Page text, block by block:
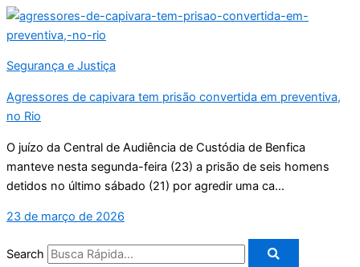
Segurança e Justiça
Agressores de capivara tem prisão convertida em preventiva,
no Rio
O juízo da Central de Audiência de Custódia de Benfica
manteve nesta segunda-feira (23) a prisão de seis homens
detidos no último sábado (21) por agredir uma ca...
23 de março de 2026
Search